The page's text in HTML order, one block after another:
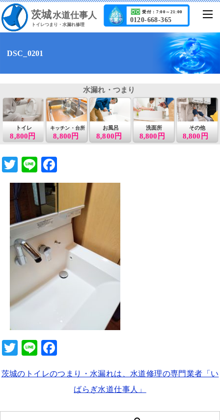
茨城水道仕事人
トイレつまり・水漏れ修理
0120-668-365
受付：7:00～21:00
DSC_0201
8,800円
トイレ
8,800円
キッチン・台所 お風呂
8,800円
洗面所
8,800円
その他
8,800円
水漏れ・つまり
T
wi
tt
er
Li
n
e
a
e
b
o
k
T
tt
Li
e c
b
茨城のトイレのつまり・水漏れは、水道修理の専門業者「い
ばらぎ水道仕事人」